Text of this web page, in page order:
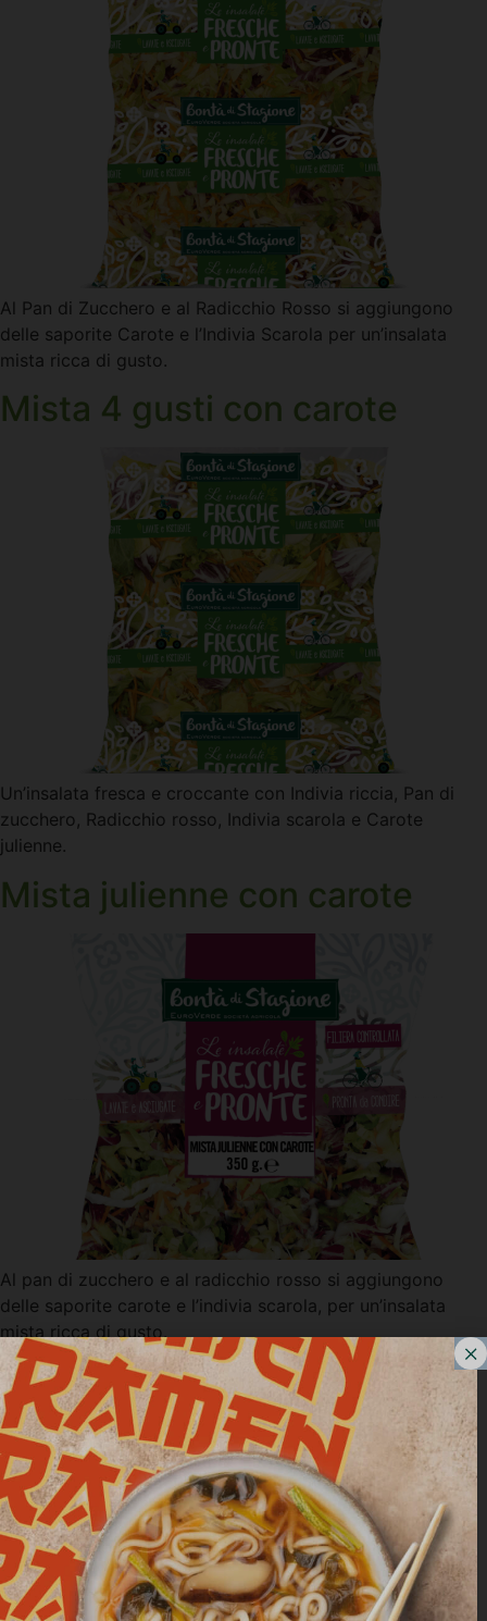
Al Pan di Zucchero e al Radicchio Rosso si aggiungono
delle saporite Carote e l’Indivia Scarola per un’insalata
mista ricca di gusto.
Mista 4 gusti con carote
Un’insalata fresca e croccante con Indivia riccia, Pan di
zucchero, Radicchio rosso, Indivia scarola e Carote
julienne.
Mista julienne con carote
Al pan di zucchero e al radicchio rosso si aggiungono
delle saporite carote e l’indivia scarola, per un’insalata
mista ricca di gusto.
Mista Classica con Carote